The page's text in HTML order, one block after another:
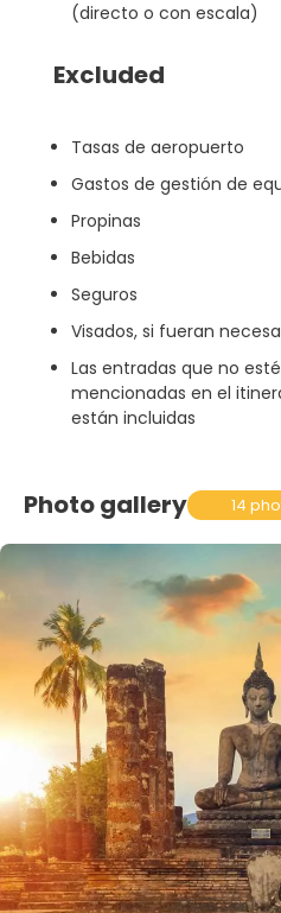
(directo o con escala)
Excluded
Tasas de aeropuerto
Gastos de gestión de
Propinas
Bebidas
Seguros
Visados, si fueran
Las entradas que no
mencionadas en el
están incluidas
Photo gallery 14